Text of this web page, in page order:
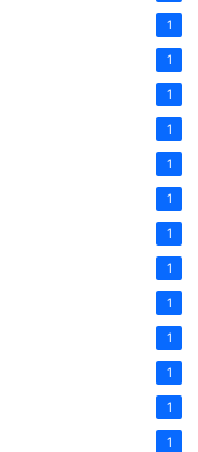
1
1
1
1
1
1
1
1
1
1
1
1
1